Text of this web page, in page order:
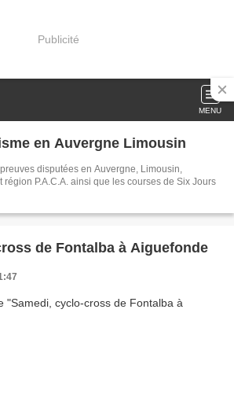
Publicité
MENU
en Auvergne Limousin
disputées en Auvergne, Limousin,
P.A.C.A. ainsi que les courses de Six Jours
de Fontalba à Aiguefonde